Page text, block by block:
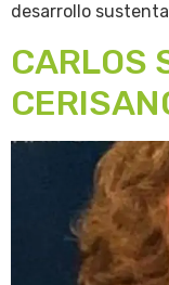
desarrollo
CARLOS